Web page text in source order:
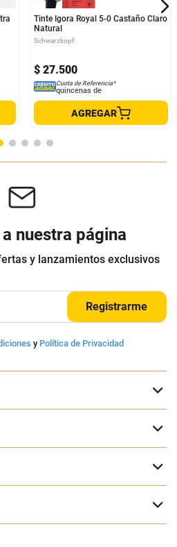
Tinte Igora Royal 5-0 Castaño Claro
Natural
Schwarzkopf
$ 27.500
Cuota de Referencia*
quincenas de
AGREGAR
nuestra página
y lanzamientos exclusivos
Registrarme
y Política de Privacidad